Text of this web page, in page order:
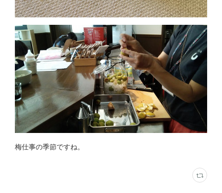
梅仕事の季節ですね。